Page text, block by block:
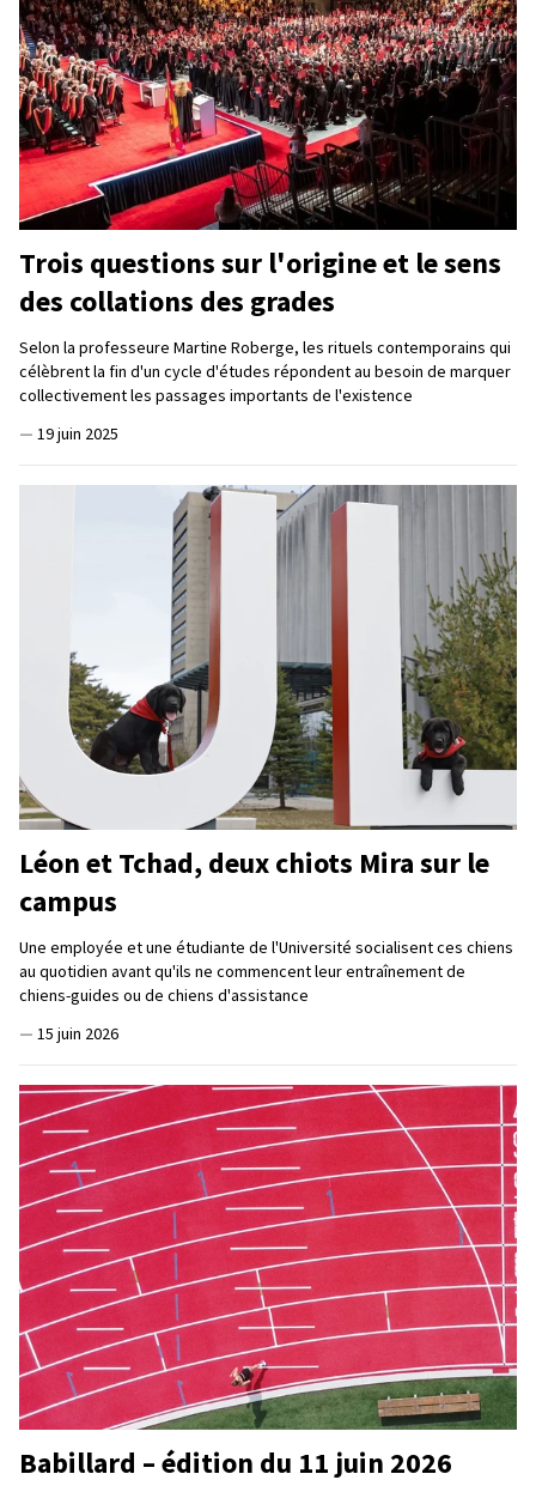
Trois questions sur l'origine et le sens
des collations des grades
Selon la professeure Martine Roberge, les rituels contemporains qui
célèbrent la fin d'un cycle d'études répondent au besoin de marquer
collectivement les passages importants de l'existence
— 19 juin 2025
Léon et Tchad, deux chiots Mira sur le
campus
Une employée et une étudiante de l'Université socialisent ces chiens
au quotidien avant qu'ils ne commencent leur entraînement de
chiens-guides ou de chiens d'assistance
— 15 juin 2026
Babillard – édition du 11 juin 2026